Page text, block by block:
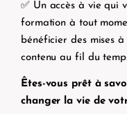
✅ Un accès à vie qui
formation à tout
bénéficier des mises
contenu au fil du
Êtes-vous prêt à
changer la vie de